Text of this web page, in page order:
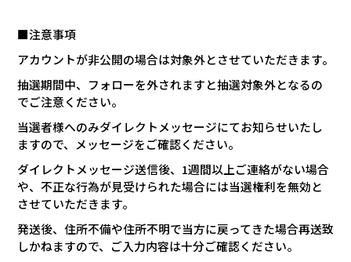
■注意事項
アカウントが非公開の場合は対象外とさせていただきます。
抽選期間中、フォローを外されますと抽選対象外となるの
でご注意ください。
当選者様へのみダイレクトメッセージにてお知らせいたし
ますので、メッセージをご確認ください。
ダイレクトメッセージ送信後、 1週間以上ご連絡がない場合
や、不正な行為が見受けられた場合には当選権利を無効と
させていただきます。
発送後、住所不備や住所不明で当方に戻ってきた場合再送致
しかねますので、ご入力内容は十分ご確認ください。